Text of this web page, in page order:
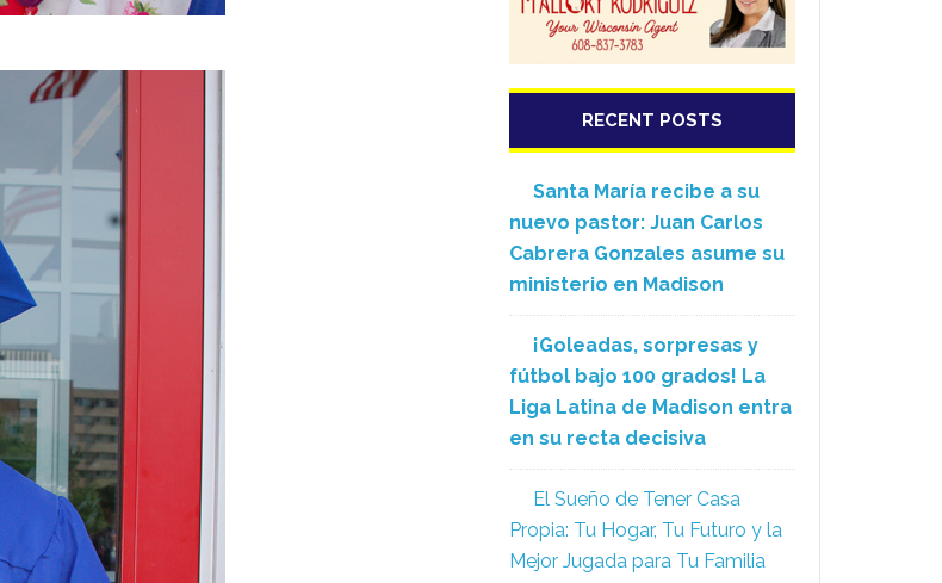
RECENT POSTS
Santa María recibe a su
nuevo pastor: Juan Carlos
Cabrera Gonzales asume su
ministerio en Madison
¡Goleadas, sorpresas y
fútbol bajo 100 grados! La
Liga Latina de Madison entra
en su recta decisiva
El Sueño de Tener Casa
Propia: Tu Hogar, Tu Futuro y la
Mejor Jugada para Tu Familia